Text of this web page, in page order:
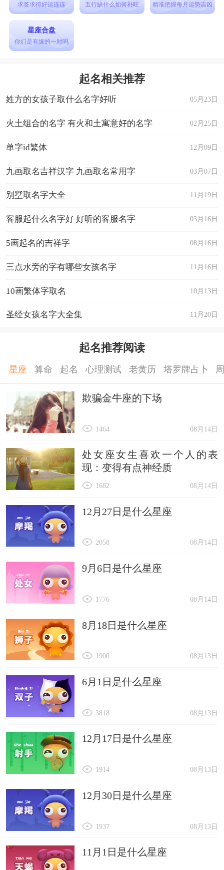
从先秦至汉唐，子姓王氏一直居于河南地区，形成
著名的汲郡王姓望族，后来散播到甘肃、山东、河
奉虞舜为祖先的妫姓王是王姓中重要的一支。武王
灭商后，虞舜的后代妫满被封于陈，至陈完在齐国
任官后，改为田氏。秦灭齐后，齐王田建之子田
为郡望，汉朝王莽就源自此支王姓。
求签求得好运连连 五行缺什么如何补旺 精准把握每月运势吉凶
星座合盘
你们是有缘的一对吗
起名相关推荐
05月23日
姓方的女孩子取什么名字好听
02月25日
火土组合的名字 有火和土寓意好的名字
12月09日
单字id繁体
03月07日
九画取名吉祥汉字 九画取名常用字
11月19日
别墅取名字大全
03月16日
客服起什么名字好 好听的客服名字
08月16日
5画起名的吉祥字
11月16日
三点水旁的字有哪些女孩名字
10月13日
10画繁体字取名
11月20日
圣经女孩名字大全集
起名推荐阅读
星座 算命 起名 心理测试 老黄历 塔罗牌占卜
欺骗金牛座的下场
08月14日
1464
处女座女生喜欢一个人的表
现：变得有点神经质
08月14日
1682
12月27日是什么星座
08月14日
2058
9月6日是什么星座
08月14日
1776
8月18日是什么星座
08月13日
1900
6月1日是什么星座
08月13日
3818
12月17日是什么星座
08月13日
1914
12月30日是什么星座
08月13日
1937
11月1日是什么星座